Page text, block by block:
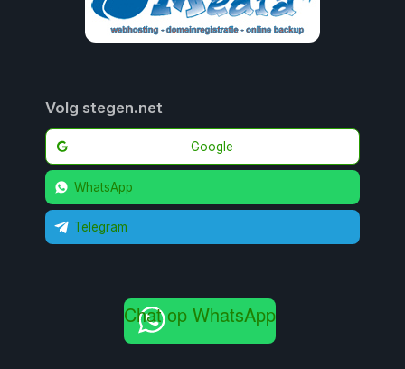
Volg stegen.net
Google
WhatsApp
Telegram
Chat op WhatsApp